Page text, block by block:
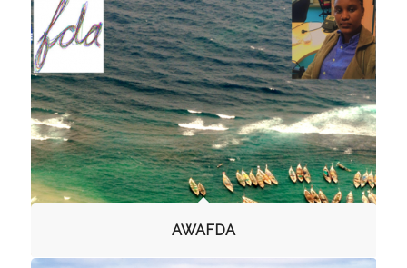
AWAFDA